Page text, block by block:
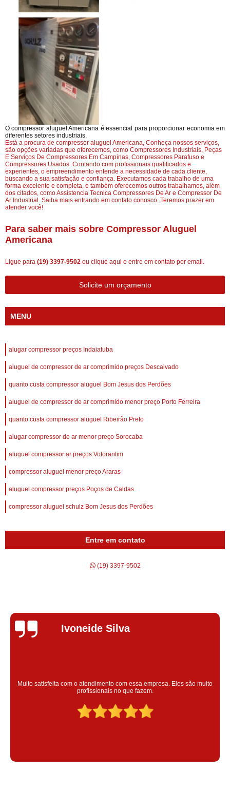
O compressor aluguel Americana é essencial para proporcionar economia em
diferentes setores industriais,
Está a procura de compressor aluguel Americana, Conheça nossos serviços,
são opções variadas que oferecemos, como Compressores Industriais, Peças
E Serviços De Compressores Em Campinas, Compressores Parafuso e
Compressores Usados. Contando com profissionais qualificados e
experientes, o empreendimento entende a necessidade de cada cliente,
buscando a sua satisfação e confiança. Executamos cada trabalho de uma
forma excelente e completa, e também oferecemos outros trabalhamos, além
dos citados, como Assistencia Tecnica Compressores De Ar e Compressor De
Ar Industrial. Saiba mais entrando em contato conosco. Teremos prazer em
atender você!
Para saber mais sobre Compressor Aluguel
Americana
Ligue para (19) 3397-9502 ou clique aqui e entre em contato por email.
Solicite um orçamento
MENU
alugar compressor preços Indaiatuba
aluguel de compressor de ar comprimido preços Descalvado
quanto custa compressor aluguel Bom Jesus dos Perdões
aluguel de compressor de ar comprimido menor preço Porto Ferreira
quanto custa compressor aluguel Ribeirão Preto
alugar compressor de ar menor preço Sorocaba
aluguel compressor ar preços Votorantim
compressor aluguel menor preço Araras
aluguel compressor preços Poços de Caldas
compressor aluguel schulz Bom Jesus dos Perdões
Entre em contato
(19) 3397-9502
Silvana Alves
Super satisfeita com o serviço prestado, atendimento muito bom!
colaoradores educado e transparente, destaque para o colaborador
Claudinei excelente profissional!